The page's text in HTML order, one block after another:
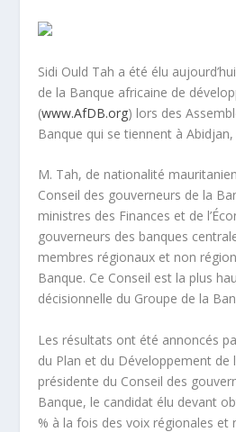
Sidi Ould Tah a été élu
de la Banque africaine de
(www.AfDB.org) lors des
Banque qui se tiennent à Abidjan,
M. Tah, de nationalité
Conseil des gouverneurs de la
ministres des Finances et de
gouverneurs des banques
membres régionaux et non
Banque. Ce Conseil est la plus
décisionnelle du Groupe de la
Les résultats ont été annoncés
du Plan et du Développement de
présidente du Conseil des
Banque, le candidat élu devant
% à la fois des voix régionales et